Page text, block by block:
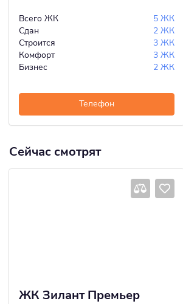
Всего ЖК
5 ЖК
Сдан
2 ЖК
Строится
3 ЖК
Комфорт
3 ЖК
Бизнес
2 ЖК
Телефон
Сейчас смотрят
ЖК Зилант Премьер